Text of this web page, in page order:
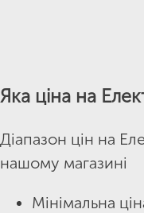
Яка ціна на
Діапазон цін на
нашому магазині
Мінімальна